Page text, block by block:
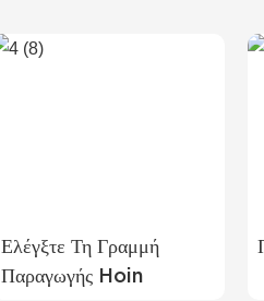
Ελέγξτε Τη Γραμμή
Παραγωγής Hoin